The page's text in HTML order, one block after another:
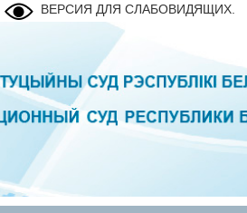
ВЕРСИЯ ДЛЯ СЛАБОВИДЯЩИХ.